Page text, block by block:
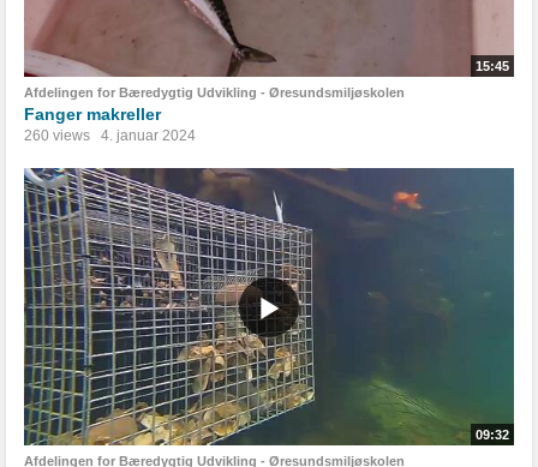
15:45
Afdelingen for Bæredygtig Udvikling - Øresundsmiljøskolen
Fanger makreller
260 views 4. januar 2024
09:32
Afdelingen for Bæredygtig Udvikling - Øresundsmiljøskolen